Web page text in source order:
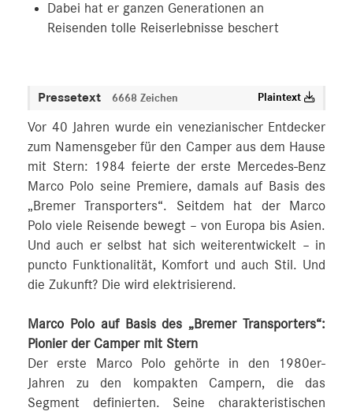
Dabei hat er ganzen Generationen an
Reisenden tolle Reiserlebnisse beschert
Pressetext 6668 Zeichen Plaintext
Vor 40 Jahren wurde ein venezianischer Entdecker
zum Namensgeber für den Camper aus dem Hause
mit Stern: 1984 feierte der erste Mercedes-Benz
Marco Polo seine Premiere, damals auf Basis des
„Bremer Transporters“. Seitdem hat der Marco
Polo viele Reisende bewegt – von Europa bis Asien.
Und auch er selbst hat sich weiterentwickelt – in
puncto Funktionalität, Komfort und auch Stil. Und
die Zukunft? Die wird elektrisierend.
Marco Polo auf Basis des „Bremer Transporters“:
Pionier der Camper mit Stern
Der erste Marco Polo gehörte in den 1980er-
Jahren zu den kompakten Campern, die das
Segment definierten. Seine charakteristischen